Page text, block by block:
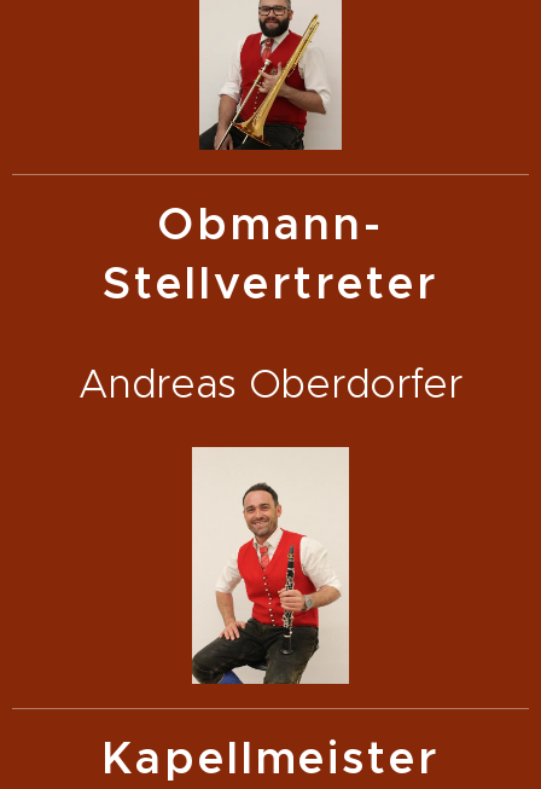
Obmann-
Stellvertreter
Andreas Oberdorfer
Kapellmeister